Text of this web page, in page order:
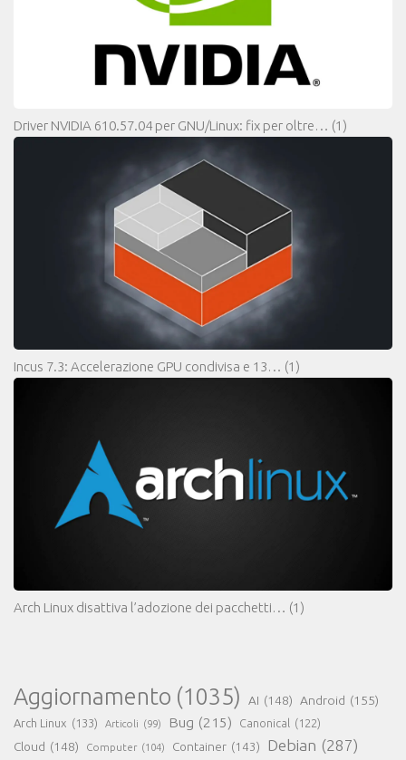
Driver NVIDIA 610.57.04 per GNU/Linux: fix per oltre… (1)
Incus 7.3: Accelerazione GPU condivisa e 13… (1)
Arch Linux disattiva l’adozione dei pacchetti… (1)
Aggiornamento (1035) AI (148) Android (155)
Arch Linux (133) Articoli (99) Bug (215) Canonical (122)
Cloud (148) Computer (104) Container (143) Debian (287)